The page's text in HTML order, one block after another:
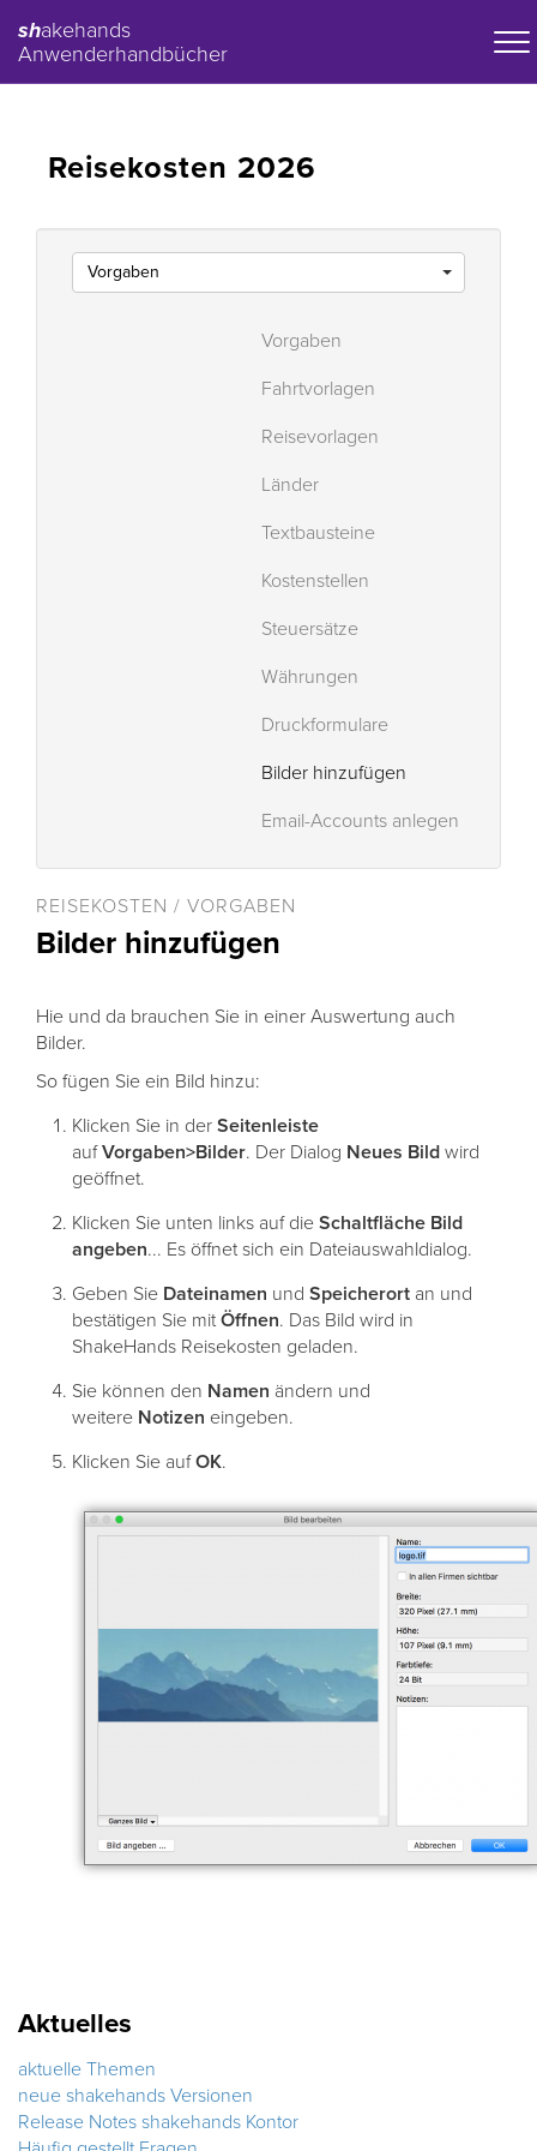
shakehands
Anwenderhandbücher
Reisekosten 2026
Vorgaben
Vorgaben
Fahrtvorlagen
Reisevorlagen
Länder
Textbausteine
Kostenstellen
Steuersätze
Währungen
Druckformulare
Bilder hinzufügen
Email-Accounts anlegen
REISEKOSTEN / VORGABEN
Bilder hinzufügen
Hie und da brauchen Sie in einer Auswertung auch
Bilder.
So fügen Sie ein Bild hinzu:
Klicken Sie in der Seitenleiste
aufVorgaben>Bilder. Der Dialog Neues Bild wird
geöffnet.
Klicken Sie unten links auf die Schaltfläche Bild
angeben... Es öffnet sich ein Dateiauswahldialog.
Geben Sie Dateinamen und Speicherort an und
bestätigen Sie mit Öffnen. Das Bild wird in
ShakeHands Reisekosten geladen.
Sie können den Namen ändern und
weitere Notizen eingeben.
Klicken Sie aufOK.
Aktuelles
aktuelle Themen
neue shakehands Versionen
Release Notes shakehands Kontor